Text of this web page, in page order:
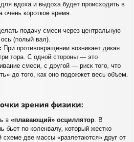
вдоха и выдоха будет происходить в
короткое время.
подачу смеси через центральную
(полый вал).
При противовращении возникает дикая
тора. С одной стороны — это
смеси, с другой — риск того, что
до того, как оно подожжет весь объем.
зрения физики:
в «плавающий» осциллятор. В
бьет по коленвалу, который жестко
схеме две массы «разлетаются» друг от